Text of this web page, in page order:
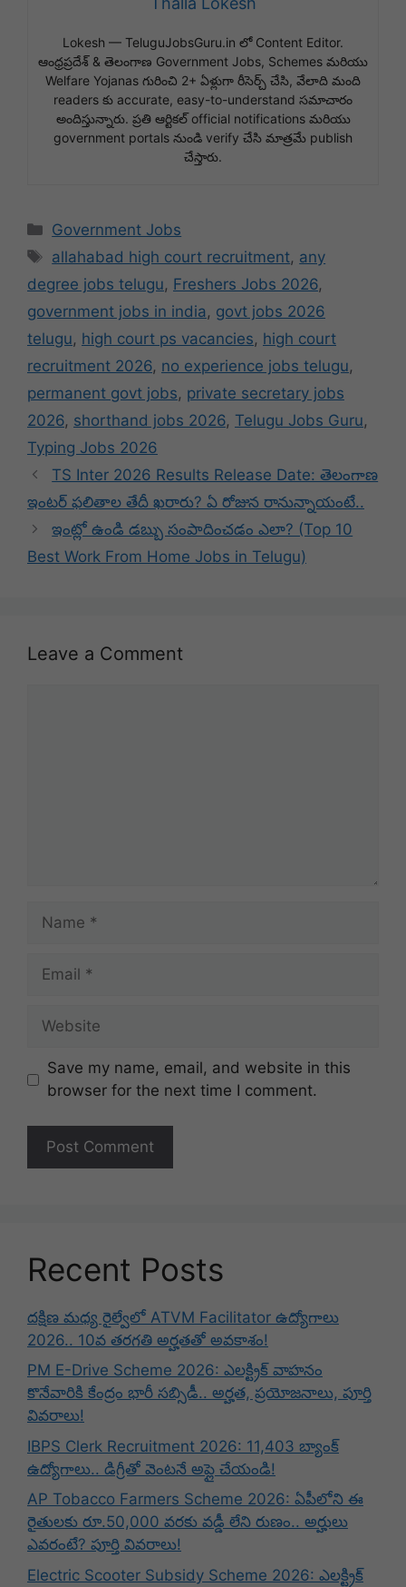
Lokesh — TeluguJobsGuru.in లో Content Editor.
ఆంధ్రప్రదేశ్ & తెలంగాణ Government Jobs, Schemes మరియు
Welfare Yojanas గురించి 2+ ఏళ్లుగా రీసెర్చ్ చేసి, వేలాది మంది
readers కు accurate, easy-to-understand సమాచారం
అందిస్తున్నారు. ప్రతి ఆర్టికల్ official notifications మరియు
government portals నుండి verify చేసి మాత్రమే publish
చేస్తారు.
Categories
Government Jobs
Tags
allahabad high court recruitment, any
degree jobs telugu, Freshers Jobs 2026,
government jobs in india, govt jobs 2026
telugu, high court ps vacancies, high court
recruitment 2026, no experience jobs telugu,
permanent govt jobs, private secretary jobs
2026, shorthand jobs 2026, Telugu Jobs Guru,
Typing Jobs 2026
TS Inter 2026 Results Release Date: తెలంగాణ
ఇంటర్ ఫలితాల తేదీ ఖరారు? ఏ రోజున రానున్నాయంటే..
ఇంట్లో ఉండి డబ్బు సంపాదించడం ఎలా? (Top 10
Best Work From Home Jobs in Telugu)
Leave a Comment
Website
Save my name, email, and website in this
browser for the next time I comment.
Recent Posts
దక్షిణ మధ్య రైల్వేలో ATVM Facilitator ఉద్యోగాలు
2026.. 10వ తరగతి అర్హతతో అవకాశం!
PM E-Drive Scheme 2026: ఎలక్ట్రిక్ వాహనం
కొనేవారికి కేంద్రం భారీ సబ్సిడీ.. అర్హత, ప్రయోజనాలు, పూర్తి
వివరాలు!
IBPS Clerk Recruitment 2026: 11,403 బ్యాంక్
ఉద్యోగాలు.. డిగ్రీతో వెంటనే అప్లై చేయండి!
AP Tobacco Farmers Scheme 2026: ఏపీలోని ఈ
రైతులకు రూ.50,000 వరకు వడ్డీ లేని రుణం.. అర్హులు
ఎవరంటే? పూర్తి వివరాలు!
Electric Scooter Subsidy Scheme 2026: ఎలక్ట్రిక్